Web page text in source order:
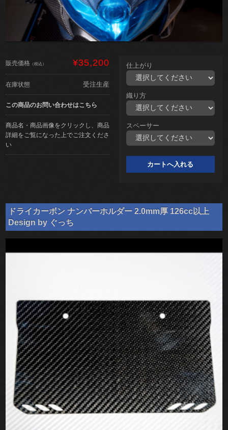
販売価格 （税込） ¥35,200
在庫状態 受注生産
この商品のお問い合わせはこちら
商品名・商品画像をクリックし、商品
詳細をご覧になった上でご注文くださ
い
仕上がり
織り方
スペーサー
ドライカーボン ナンバーホルダー 2.0mm厚 126cc以上
Design by ぐっち